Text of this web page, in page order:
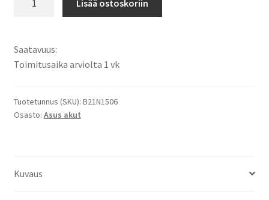
E502MA,
E502S,
L502MA,
L502SA,
Li-
Lisää ostoskoriin
Saatavuus:
Toimitusaika arviolta 1 vk
Tuotetunnus (SKU): B21N1506
Osasto: Asus akut
Kuvaus